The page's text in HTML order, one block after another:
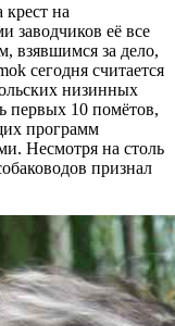
крест на
заводчиков её все
взявшимся за дело,
сегодня считается
низинных
первых 10 помётов,
программ
Несмотря на столь
признал